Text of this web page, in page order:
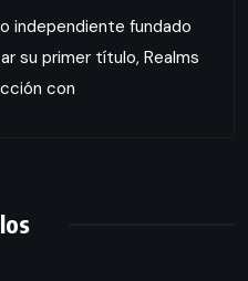
independiente fundado
su primer título, Realms
con